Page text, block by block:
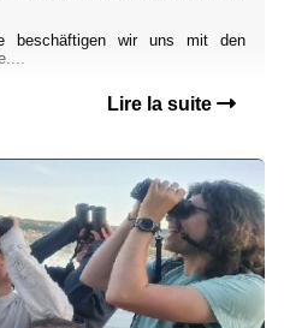
beschäftigen wir uns mit den
Lire la suite